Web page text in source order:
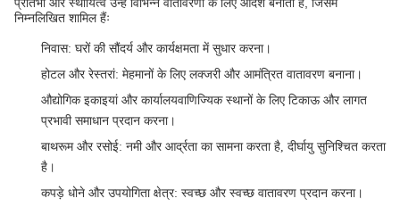
निम्नलिखित शामिल हैंः
निवास: घरों की सौंदर्य और कार्यक्षमता में सुधार करना।
होटल और रेस्तरां: मेहमानों के लिए लक्जरी और आमंत्रित वातावरण बनाना।
औद्योगिक इकाइयां और कार्यालयवाणिज्यिक स्थानों के लिए टिकाऊ और लागत
प्रभावी समाधान प्रदान करना।
बाथरूम और रसोई: नमी और आर्द्रता का सामना करता है, दीर्घायु सुनिश्चित करता
है।
कपड़े धोने और उपयोगिता क्षेत्र: स्वच्छ और स्वच्छ वातावरण प्रदान करना।